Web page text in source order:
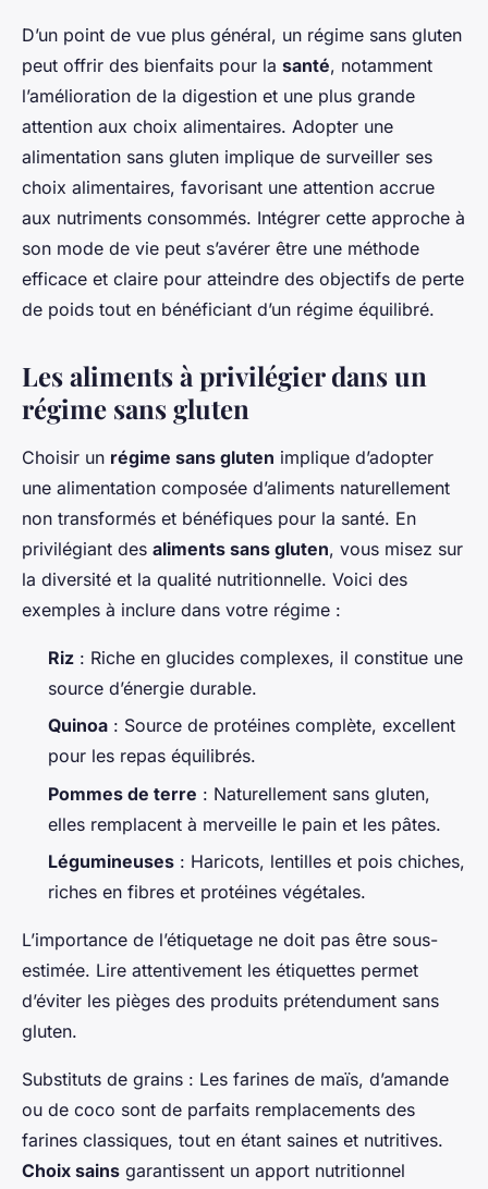
D’un point de vue plus général, un régime sans gluten
peut offrir des bienfaits pour la santé, notamment
l’amélioration de la digestion et une plus grande
attention aux choix alimentaires. Adopter une
alimentation sans gluten implique de surveiller ses
choix alimentaires, favorisant une attention accrue
aux nutriments consommés. Intégrer cette approche à
son mode de vie peut s’avérer être une méthode
efficace et claire pour atteindre des objectifs de perte
de poids tout en bénéficiant d’un régime équilibré.
Les aliments à privilégier dans un
régime sans gluten
Choisir un régime sans gluten implique d’adopter
une alimentation composée d’aliments naturellement
non transformés et bénéfiques pour la santé. En
privilégiant des aliments sans gluten, vous misez sur
la diversité et la qualité nutritionnelle. Voici des
exemples à inclure dans votre régime :
Riz : Riche en glucides complexes, il constitue une
source d’énergie durable.
Quinoa : Source de protéines complète, excellent
pour les repas équilibrés.
Pommes de terre : Naturellement sans gluten,
elles remplacent à merveille le pain et les pâtes.
Légumineuses : Haricots, lentilles et pois chiches,
riches en fibres et protéines végétales.
L’importance de l’étiquetage ne doit pas être sous-
estimée. Lire attentivement les étiquettes permet
d’éviter les pièges des produits prétendument sans
gluten.
Substituts de grains : Les farines de maïs, d’amande
ou de coco sont de parfaits remplacements des
farines classiques, tout en étant saines et nutritives.
Choix sains garantissent un apport nutritionnel